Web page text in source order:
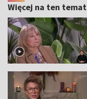
Więcej na ten temat